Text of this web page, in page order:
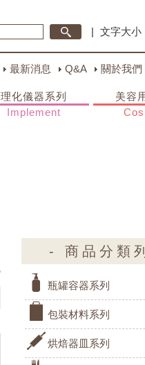
| 文字大小
最新消息 Q&A 關於我們
理化儀器系列
Implement
美容
- 商品分類
瓶罐容器系列
包裝材料系列
烘焙器皿系列